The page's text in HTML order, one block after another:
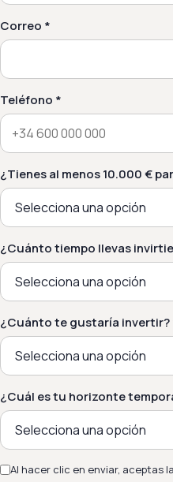
Correo *
Teléfono *
¿Tienes al menos 10.000 €
¿Cuánto tiempo llevas
¿Cuánto te gustaría invertir?
¿Cuál es tu horizonte
Al hacer clic en enviar, aceptas la